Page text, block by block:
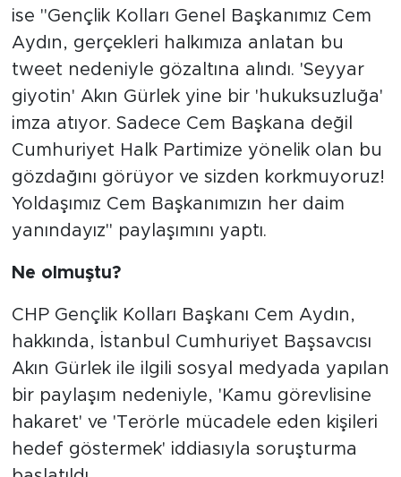
ise "Gençlik Kolları Genel Başkanımız Cem
Aydın, gerçekleri halkımıza anlatan bu
tweet nedeniyle gözaltına alındı. 'Seyyar
giyotin' Akın Gürlek yine bir 'hukuksuzluğa'
imza atıyor. Sadece Cem Başkana değil
Cumhuriyet Halk Partimize yönelik olan bu
gözdağını görüyor ve sizden korkmuyoruz!
Yoldaşımız Cem Başkanımızın her daim
yanındayız" paylaşımını yaptı.
Ne olmuştu?
CHP Gençlik Kolları Başkanı Cem Aydın,
hakkında, İstanbul Cumhuriyet Başsavcısı
Akın Gürlek ile ilgili sosyal medyada yapılan
bir paylaşım nedeniyle, 'Kamu görevlisine
hakaret' ve 'Terörle mücadele eden kişileri
hedef göstermek' iddiasıyla soruşturma